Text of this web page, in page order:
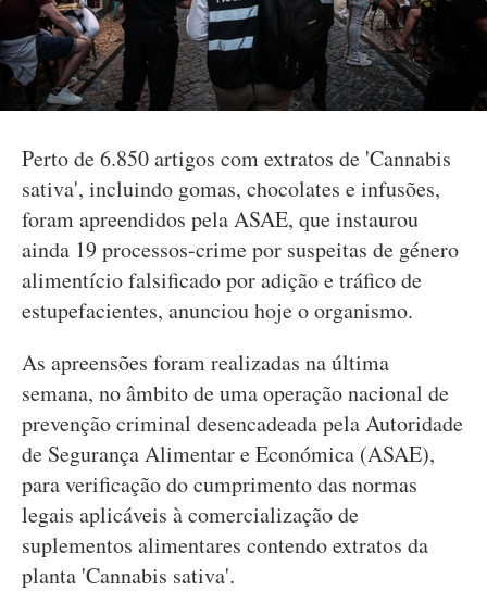
Perto de 6.850 artigos com extratos de 'Cannabis
sativa', incluindo gomas, chocolates e infusões,
foram apreendidos pela ASAE, que instaurou
ainda 19 processos-crime por suspeitas de género
alimentício falsificado por adição e tráfico de
estupefacientes, anunciou hoje o organismo.
As apreensões foram realizadas na última
semana, no âmbito de uma operação nacional de
prevenção criminal desencadeada pela Autoridade
de Segurança Alimentar e Económica (ASAE),
para verificação do cumprimento das normas
legais aplicáveis à comercialização de
suplementos alimentares contendo extratos da
planta 'Cannabis sativa'.